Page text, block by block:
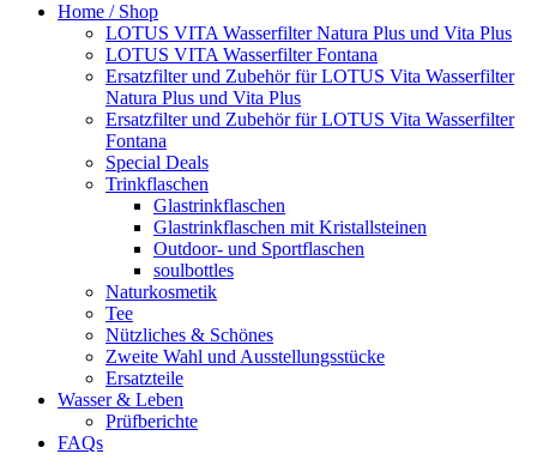
Home / Shop
LOTUS VITA Wasserfilter Natura Plus und Vita Plus
LOTUS VITA Wasserfilter Fontana
Ersatzfilter und Zubehör für LOTUS Vita Wasserfilter
Natura Plus und Vita Plus
Ersatzfilter und Zubehör für LOTUS Vita Wasserfilter
Fontana
Special Deals
Trinkflaschen
Glastrinkflaschen
Glastrinkflaschen mit Kristallsteinen
Outdoor- und Sportflaschen
soulbottles
Naturkosmetik
Tee
Nützliches & Schönes
Zweite Wahl und Ausstellungsstücke
Ersatzteile
Wasser & Leben
Prüfberichte
FAQs